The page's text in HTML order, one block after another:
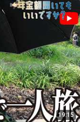
19:15